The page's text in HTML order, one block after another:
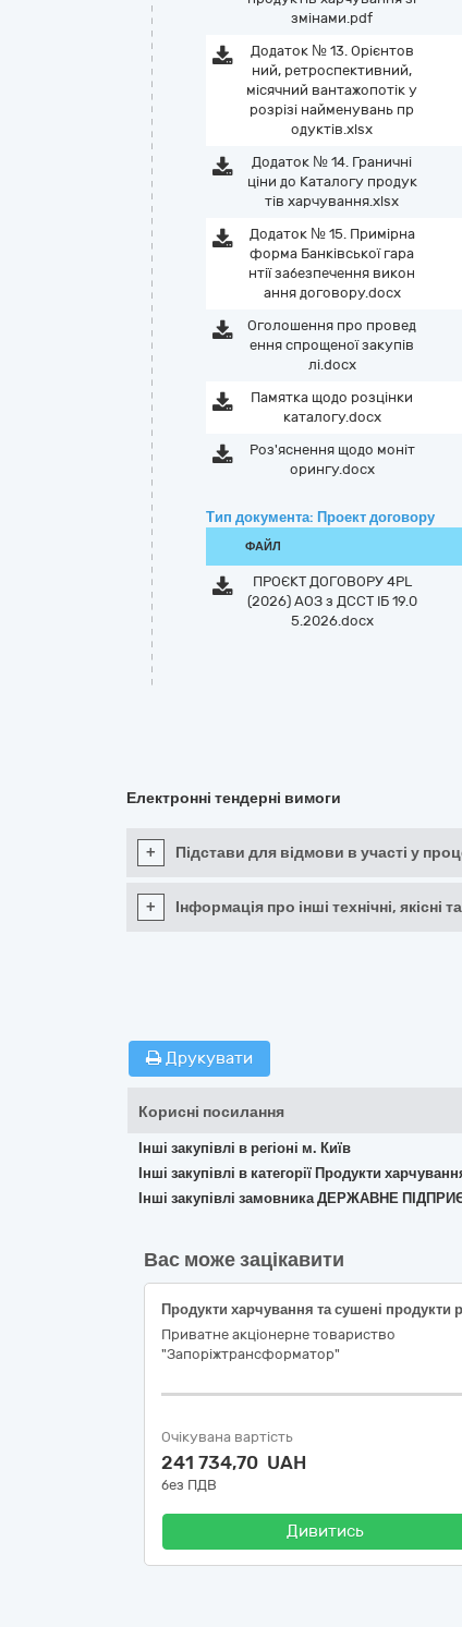
змінами.pdf
Додаток № 13. Орієнтов
ний, ретроспективний,
місячний вантажопотік у
розрізі найменувань пр
одуктів.xlsx
Додаток № 14. Граничні
ціни до Каталогу продук
тів харчування.xlsx
Додаток № 15. Примірна
форма Банківської гара
нтії забезпечення викон
ання договору.docx
Оголошення про провед
ення спрощеної закупів
лі.docx
Памятка щодо розцінки
каталогу.docx
Роз'яснення щодо моніт
орингу.docx
Тип документа: Проект договору
ФАЙЛ
ПРОЄКТ ДОГОВОРУ 4PL
(2026) АОЗ з ДССТ ІБ 19.0
5.2026.docx
Електронні тендерні вимоги
+ Підстави для відмови в участі у
+ Інформація про інші технічні, якісні
Друкувати
Корисні посилання
Інші закупівлі в регіоні м. Київ
Інші закупівлі в категорії Продукти
Інші закупівлі замовника ДЕРЖАВНЕ
Вас може зацікавити
Приватне акціонерне товариство
"Запоріжтрансформатор"
Очікувана вартість
241 734,70 UAH
без ПДВ
Дивитись